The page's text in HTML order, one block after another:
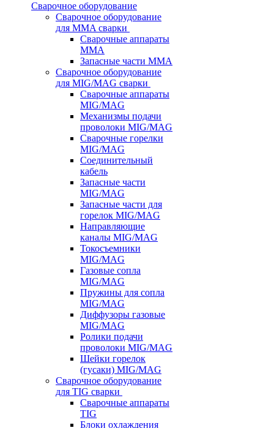
Сварочное оборудование
Сварочное оборудование
для MMA сварки
Сварочные аппараты
MMA
Запасные части MMA
Сварочное оборудование
для MIG/MAG сварки
Сварочные аппараты
MIG/MAG
Механизмы подачи
проволоки MIG/MAG
Сварочные горелки
MIG/MAG
Соединительный
кабель
Запасные части
MIG/MAG
Запасные части для
горелок MIG/MAG
Направляющие
каналы MIG/MAG
Токосъемники
MIG/MAG
Газовые сопла
MIG/MAG
Пружины для сопла
MIG/MAG
Диффузоры газовые
MIG/MAG
Ролики подачи
проволоки MIG/MAG
Шейки горелок
(гусаки) MIG/MAG
Сварочное оборудование
для TIG сварки
Сварочные аппараты
TIG
Блоки охлаждения